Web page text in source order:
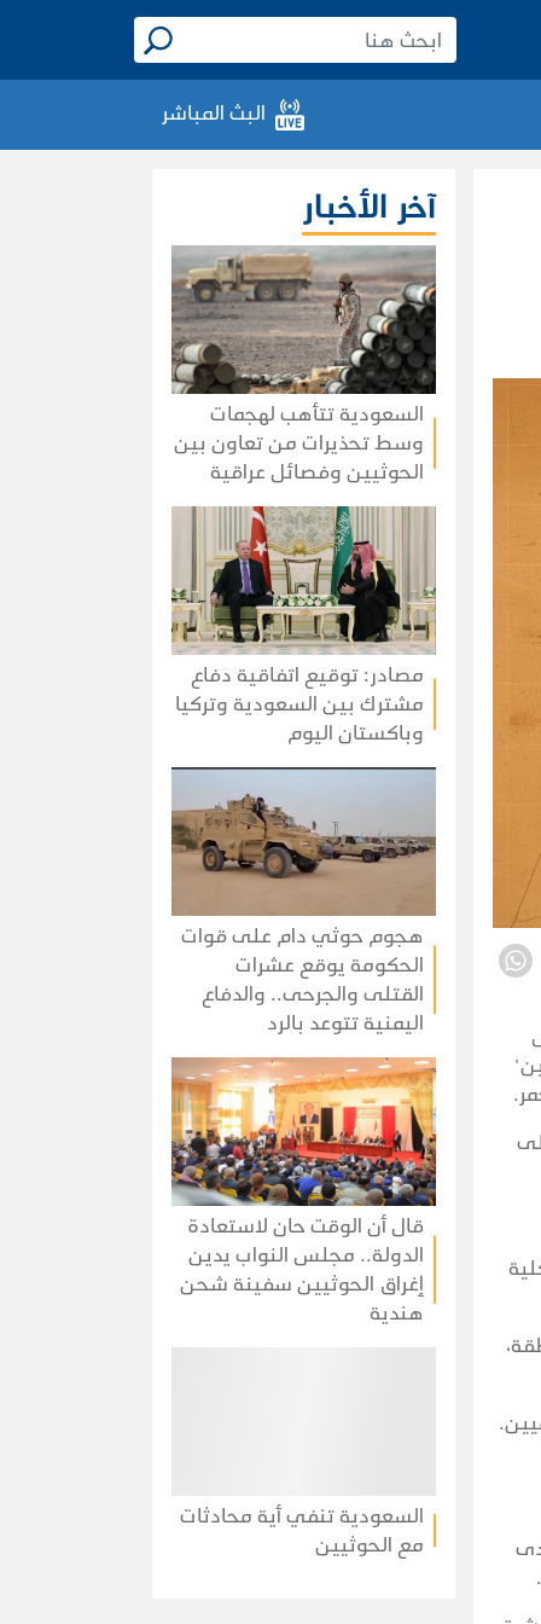
البث المباشر
مدى
آخر الأخبار
السعودية تتأهب لهجمات
وسط تحذيرات من تعاون بين
الحوثيين وفصائل عراقية
مصادر: توقيع اتفاقية دفاع
مشترك بين السعودية وتركيا
وباكستان اليوم
هجوم حوثي دام على قوات
الحكومة يوقع عشرات
القتلى والجرحى.. والدفاع
اليمنية تتوعد بالرد
قال أن الوقت حان لاستعادة
الدولة.. مجلس النواب يدين
إغراق الحوثيين سفينة شحن
هندية
السعودية تنفي أية محادثات
مع الحوثيين